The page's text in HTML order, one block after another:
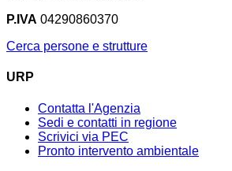
P.IVA 04290860370
Cerca persone e strutture
URP
Contatta l'Agenzia
Sedi e contatti in regione
Scrivici via PEC
Pronto intervento ambientale